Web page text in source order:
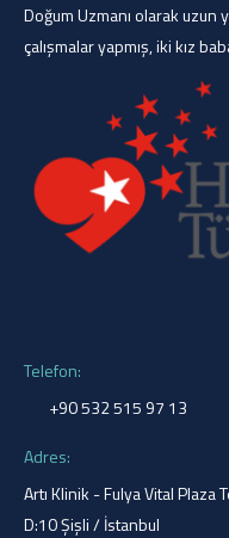
Doğum Uzmanı olarak uzun
çalışmalar yapmış, iki kız
Telefon:
+90 532 515 97 13
Adres:
Artı Klinik - Fulya Vital Plaza
D:10 Şişli / İstanbul